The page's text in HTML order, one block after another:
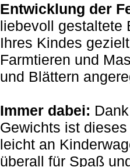
Entwicklung der
liebevoll gestaltete
Ihres Kindes
Farmtieren und
und Blättern
Immer dabei:
Gewichts ist
leicht an
überall für Spaß